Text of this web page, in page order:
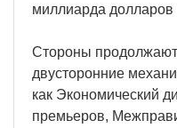
миллиарда долларов
Стороны
двусторонние
как Экономический
премьеров,